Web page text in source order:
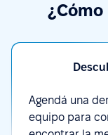
Agendá una
equipo para